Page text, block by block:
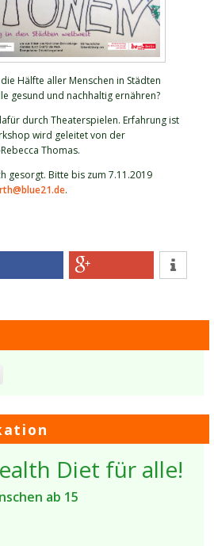
Hälfte aller Menschen in Städten
gesund und nachhaltig ernähren?
durch Theaterspielen. Erfahrung ist
wird geleitet von der
Thomas.
gesorgt. Bitte bis zum 7.11.2019
.
Diet für alle!
ab 15